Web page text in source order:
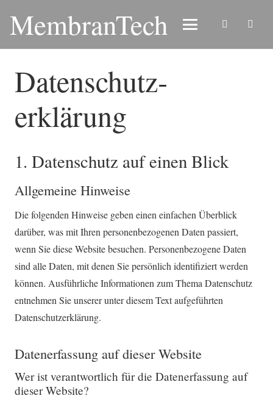
MembranTech
Datenschutz­
erklärung
1. Datenschutz auf einen Blick
Allgemeine Hinweise
Die folgenden Hinweise geben einen einfachen Überblick
darüber, was mit Ihren personenbezogenen Daten passiert,
wenn Sie diese Website besuchen. Personenbezogene Daten
sind alle Daten, mit denen Sie persönlich identifiziert werden
können. Ausführliche Informationen zum Thema Datenschutz
entnehmen Sie unserer unter diesem Text aufgeführten
Datenschutzerklärung.
Datenerfassung auf dieser Website
Wer ist verantwortlich für die Datenerfassung auf
dieser Website?